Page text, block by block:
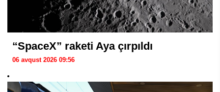
“SpaceX” raketi Aya çırpıldı
06 avqust 2026 09:56